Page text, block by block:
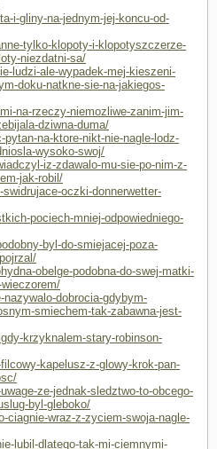
i-gliny-na-jednym-jej-koncu-od-
tylko-klopoty-i-klopotyszczerze-
niezdatni-sa/
ludzi-ale-wypadek-mej-kieszeni-
doku-natkne-sie-na-jakiegos-
na-rzeczy-niemozliwe-zanim-jim-
dziwna-duma/
na-ktore-nikt-nie-nagle-lodz-
wysoko-swoj/
iz-zdawalo-mu-sie-po-nim-z-
jak-robil/
oczki-donnerwetter-
pociech-mniej-odpowiedniego-
byl-do-smiejacej-poza-
obelge-podobna-do-swej-matki-
dobrocia-gdybym-
smiechem-tak-zabawna-jest-
krzyknalem-stary-robinson-
kapelusz-z-glowy-krok-pan-
ze-jednak-sledztwo-to-obcego-
byl-gleboko/
ciagnie-wraz-z-zyciem-swoja-nagle-
lubil-dlatego-tak-mi-ciemnymi-